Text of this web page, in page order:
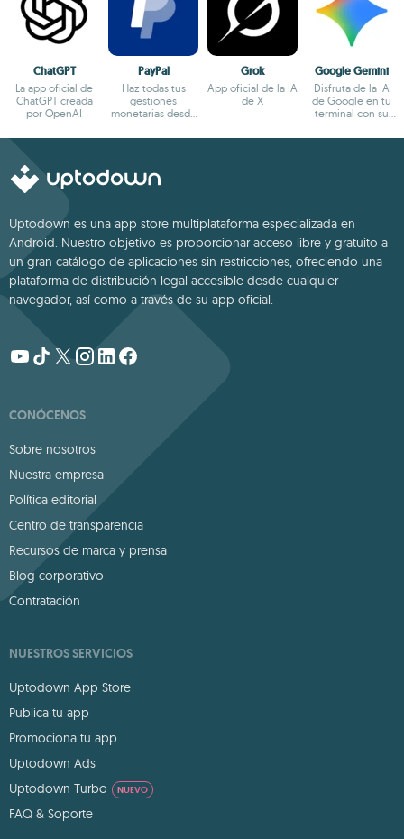
ChatGPT
La app oficial de
ChatGPT creada
por OpenAI
PayPal
Haz todas tus
gestiones
monetarias desde
Android
Grok
App oficial de la IA
de X
Google Gemini
Disfruta de la IA
de Google en tu
terminal con su
Uptodown es una app store multiplataforma especializada en
Android. Nuestro objetivo es proporcionar acceso libre y gratuito a
un gran catálogo de aplicaciones sin restricciones, ofreciendo una
plataforma de distribución legal accesible desde cualquier
navegador, así como a través de su app oficial.
CONÓCENOS
Sobre nosotros
Nuestra empresa
Política editorial
Centro de transparencia
Recursos de marca y prensa
Blog corporativo
Contratación
NUESTROS SERVICIOS
Uptodown App Store
Publica tu app
Promociona tu app
Uptodown Ads
Uptodown Turbo
NUEVO
FAQ & Soporte